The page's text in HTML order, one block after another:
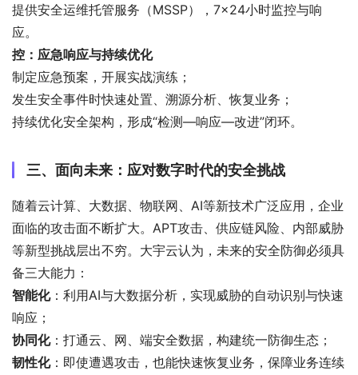
提供安全运维托管服务（MSSP），7×24小时监控与响
应。
控：应急响应与持续优化
制定应急预案，开展实战演练；
发生安全事件时快速处置、溯源分析、恢复业务；
持续优化安全架构，形成“检测—响应—改进”闭环。
三、面向未来：应对数字时代的安全挑战
随着云计算、大数据、物联网、AI等新技术广泛应用，企业
面临的攻击面不断扩大。APT攻击、供应链风险、内部威胁
等新型挑战层出不穷。大宇云认为，未来的安全防御必须具
备三大能力：
智能化：利用AI与大数据分析，实现威胁的自动识别与快速
响应；
协同化：打通云、网、端安全数据，构建统一防御生态；
韧性化：即使遭遇攻击，也能快速恢复业务，保障业务连续